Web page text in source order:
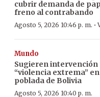
cubrir demanda de
freno al contrabando
Agosto 5, 2026 10:46 p. m. ·
Mundo
Sugieren
“violencia extrema”
poblada de Bolivia
Agosto 5, 2026 10:40 p. m.